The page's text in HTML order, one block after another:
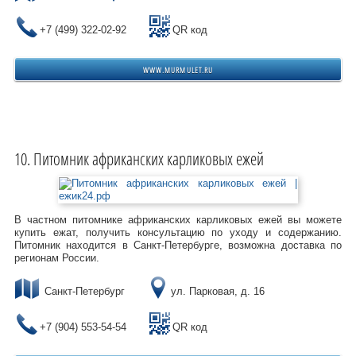
+7 (499) 322-02-92 QR код
WWW.MURMULET.RU
Питомник африканских карликовых ежей
В частном питомнике африканских карликовых ежей вы можете
купить ежат, получить консультацию по уходу и содержанию.
Питомник находится в Санкт-Петербурге, возможна доставка по
регионам России.
Санкт-Петербург ул. Парковая, д. 16
+7 (904) 553-54-54 QR код